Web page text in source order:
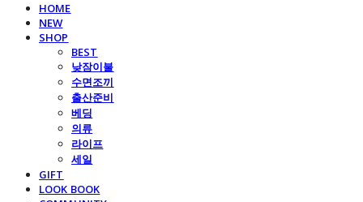
HOME
NEW
SHOP
BEST
낮잠이불
수면조끼
출산준비
베딩
의류
라이프
세일
GIFT
LOOK BOOK